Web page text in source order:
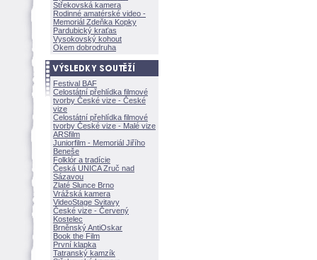
Střekovská kamera
Rodinné amatérské video -
Memoriál Zdeňka Kopky
Pardubický kraťas
Vysokovský kohout
Okem dobrodruha
Festival BAF
Celostátní přehlídka filmové
tvorby České vize - České
vize
Celostátní přehlídka filmové
tvorby České vize - Malé vize
ARSfilm
Juniorfilm - Memoriál Jiřího
Beneše
Folklór a tradície
Česká UNICA Zruč nad
Sázavou
Zlaté Slunce Brno
Vrážská kamera
VideoStage Svitavy
České vize - Červený
Kostelec
Brněnský AntiOskar
Book the Film
První klapka
Tatranský kamzík